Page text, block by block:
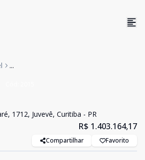
...
1712, Juvevê, Curitiba - PR
R$ 1.403.164,17
Compartilhar Favorito